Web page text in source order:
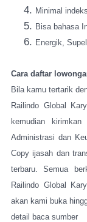
Minimal
Bisa bahasa
Energik,
Cara daftar
Bila kamu tertarik
Railindo Global
kemudian
Administrasi dan
Copy ijasah dan
terbaru. Semua
Railindo Global
akan kami buka
detail baca sumber